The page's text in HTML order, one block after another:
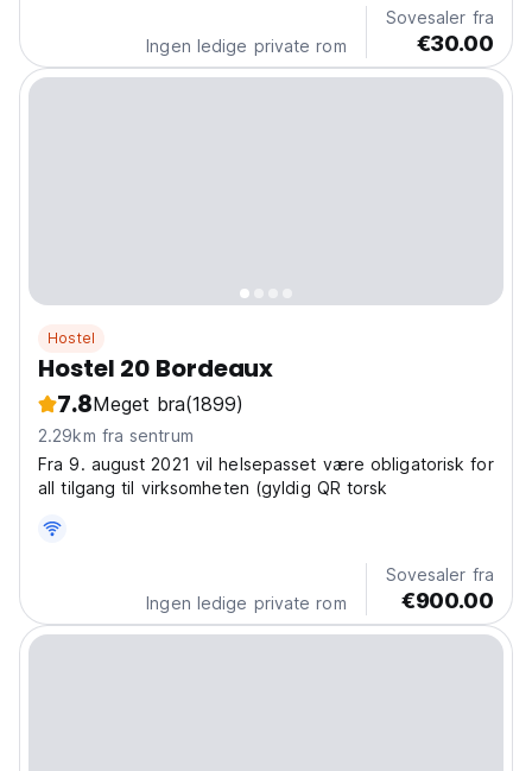
Ingen ledige private rom
Sovesaler fra
€30.00
Hostel
Hostel 20 Bordeaux
7.8Meget bra(1899)
2.29km fra sentrum
Fra 9. august 2021 vil helsepasset være obligatorisk for
all tilgang til virksomheten (gyldig QR torsk
Ingen ledige private rom
Sovesaler fra
€900.00